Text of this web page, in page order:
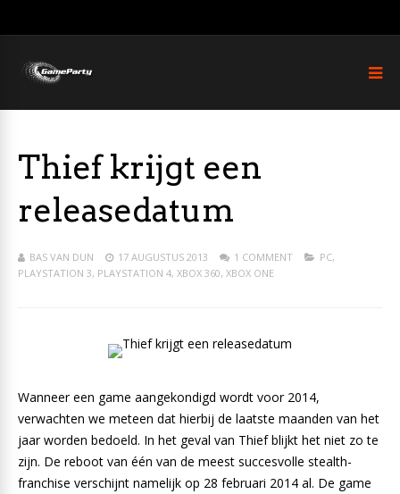
Thief krijgt een
releasedatum
BAS VAN DUN 17 AUGUSTUS 2013 1 COMMENT PC,
PLAYSTATION 3, PLAYSTATION 4, XBOX 360, XBOX ONE
Wanneer een game aangekondigd wordt voor 2014,
verwachten we meteen dat hierbij de laatste maanden van het
jaar worden bedoeld. In het geval van Thief blijkt het niet zo te
zijn. De reboot van één van de meest succesvolle stealth-
franchise verschijnt namelijk op 28 februari 2014 al. De game